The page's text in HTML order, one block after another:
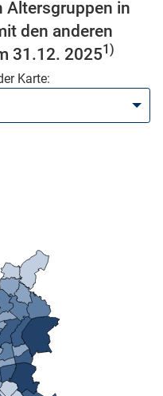
Altersgruppen in
den anderen
31.12. 20251)
Karte: